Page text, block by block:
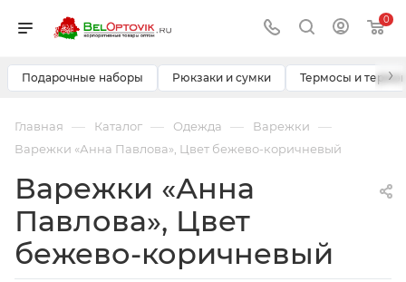
0
Подарочные наборы Рюкзаки и сумки Термосы и ›
Главная — Каталог — Одежда — Варежки —
Варежки «Анна Павлова», Цвет бежево-коричневый
Варежки «Анна
Павлова», Цвет
бежево-коричневый